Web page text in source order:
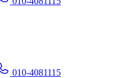
010-4081115